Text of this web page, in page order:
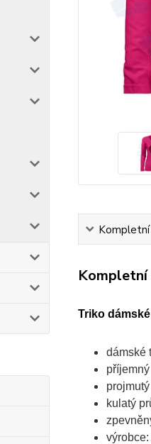
Kompletní
Kompletní
Triko
dámské
kulatý